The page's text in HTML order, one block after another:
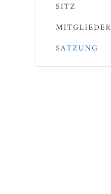
SITZ
MITGLIEDER
SATZUNG